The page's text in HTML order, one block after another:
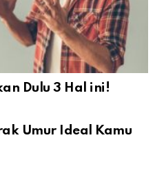
Dulu 3 Hal ini!
Umur Ideal Kamu